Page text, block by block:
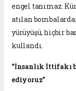
engel tanımaz.
atılan
yürüyüşü, hiçbir
kullandı.
"İnsanlık İttifakı
ediyoruz"